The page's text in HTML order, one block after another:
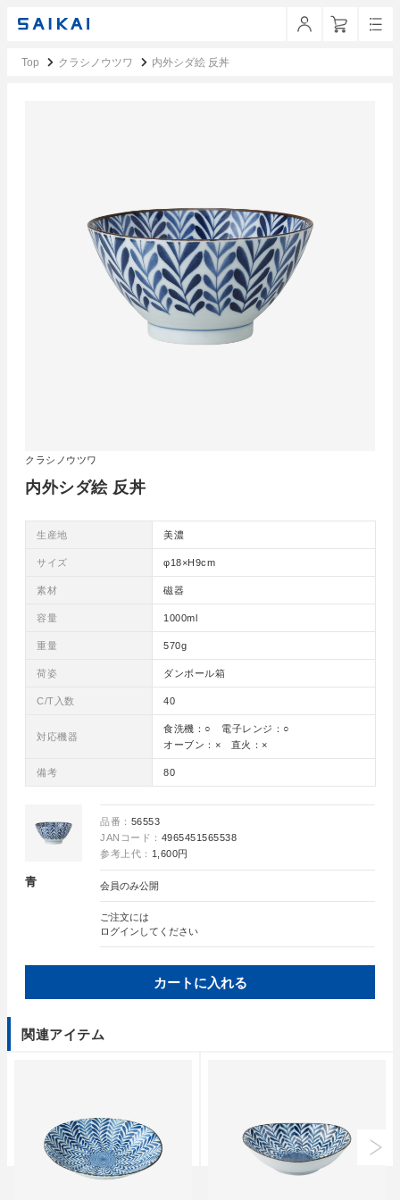
Top クラシノウツワ 内外シダ絵 反丼
内外シダ絵 反丼
クラシノウツワ
生産地 美濃
サイズ φ18×H9cm
素材 磁器
容量 1000ml
重量 570g
荷姿 ダンボール箱
C/T入数 40
対応機器
食洗機：○ 電子レンジ：○
オーブン：× 直火：×
備考 80
青
品番： 56553
JANコード： 4965451565538
参考上代： 1,600円
会員のみ公開
ご注文には
ログイン してください
カートに入れる
関連アイテム